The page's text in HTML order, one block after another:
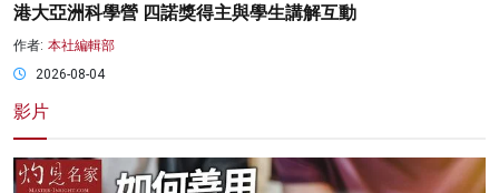
港大亞洲科學營 四諾獎得主與學生講解互動
作者: 本社編輯部
2026-08-04
影片